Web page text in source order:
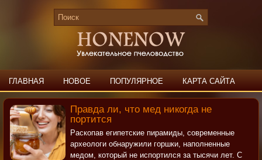
ГЛАВНАЯ НОВОЕ ПОПУЛЯРНОЕ КАРТА САЙТА
ПОИСК КОНТАКТЫ
Правда ли, что мед никогда не
портится
Раскопав египетские пирамиды, современные
археологи обнаружили горшки, наполненные
медом, который не испортился за тысячи лет. С